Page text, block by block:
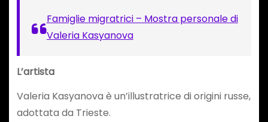
Famiglie migratrici – Mostra personale di
Valeria Kasyanova
L’artista
Valeria Kasyanova è un’illustratrice di origini russe,
adottata da Trieste.